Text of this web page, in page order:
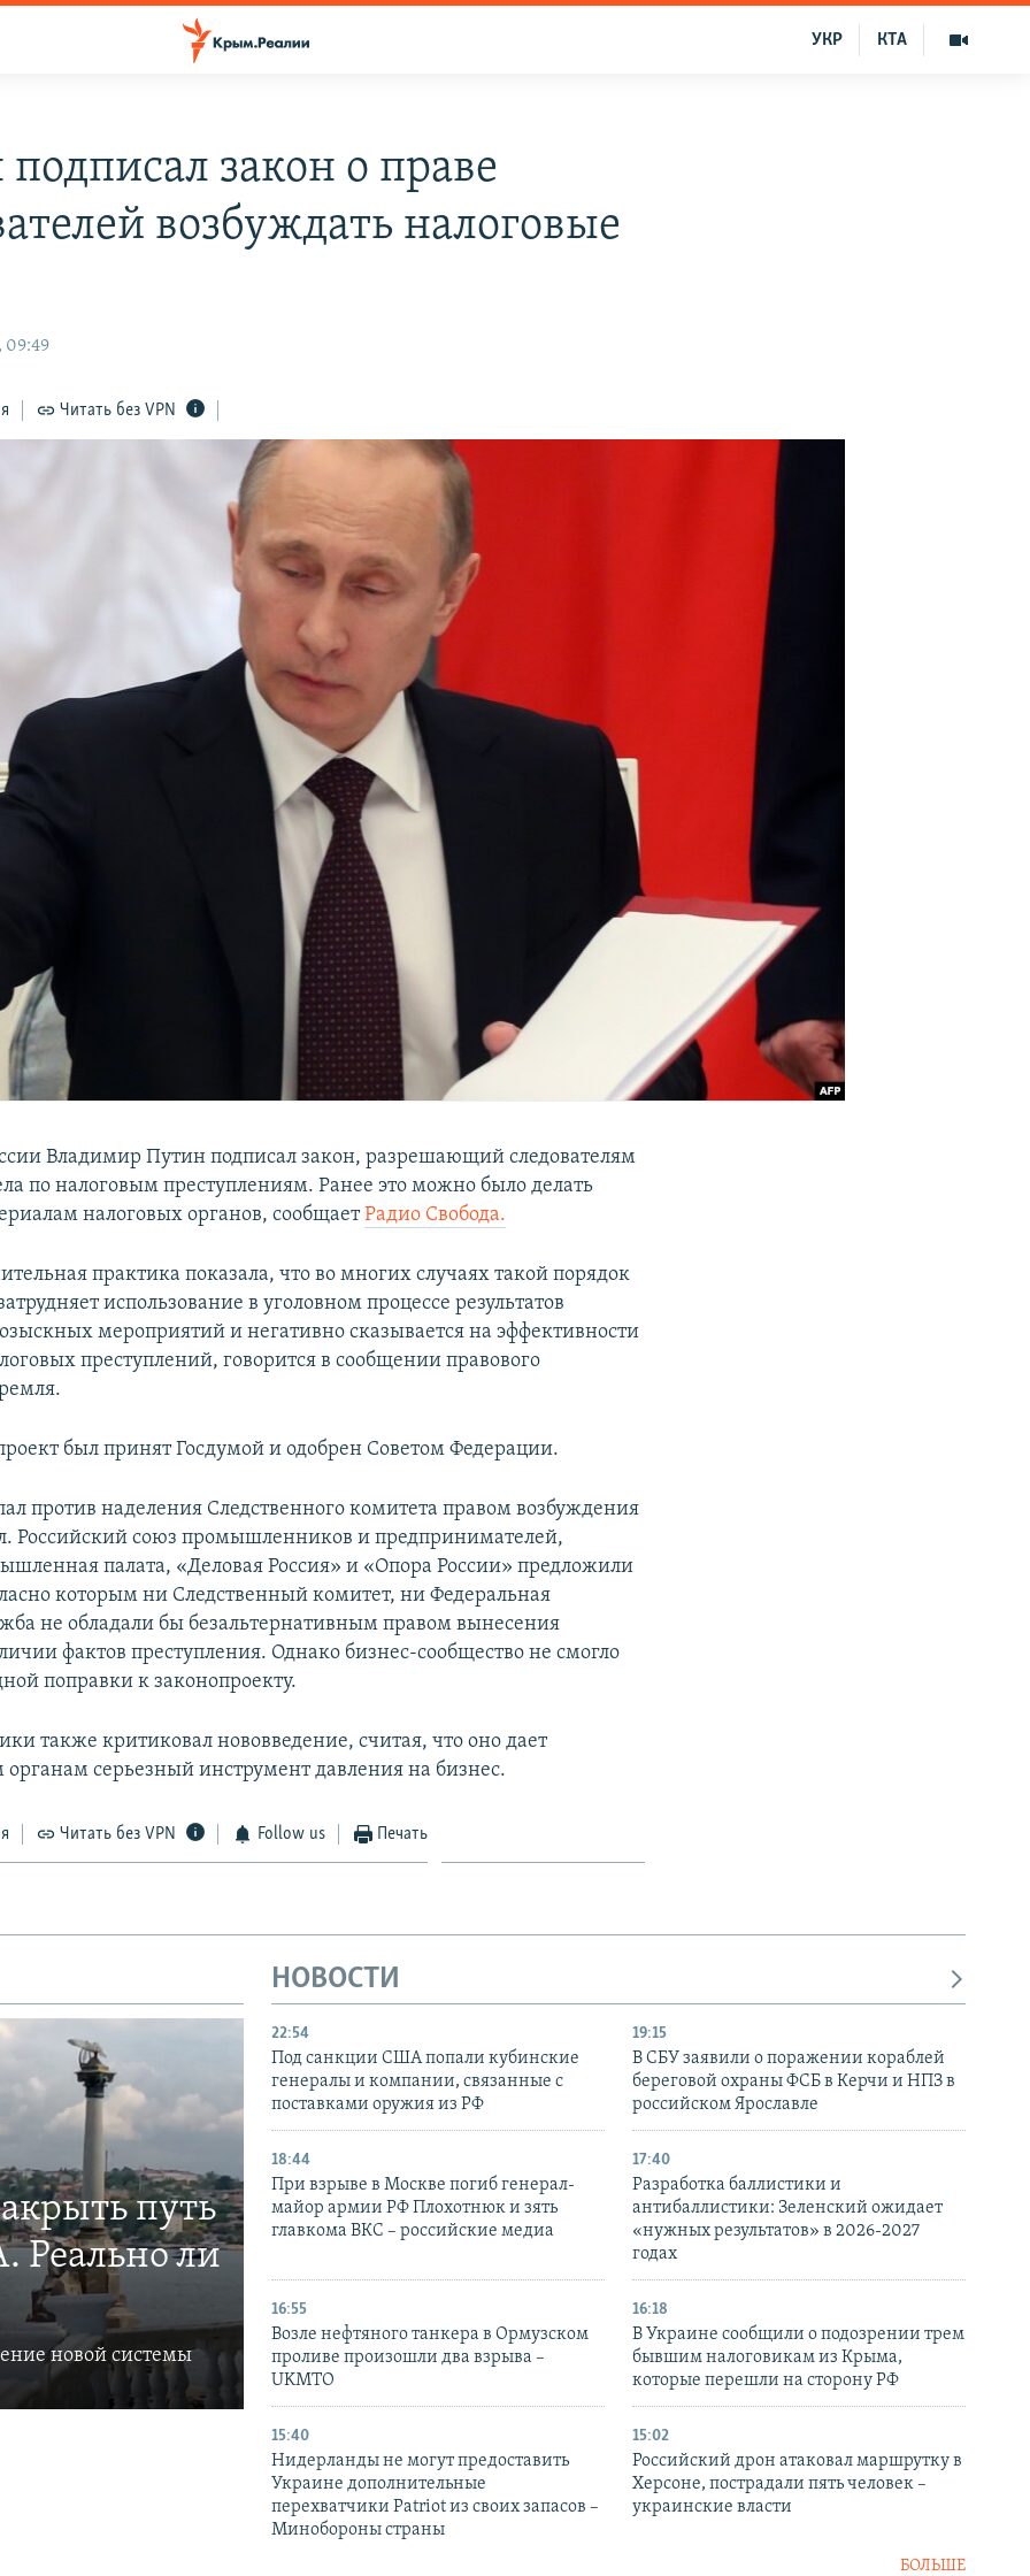
КТА
УКР
закон о праве
возбуждать налоговые
09:49
Читать без VPN
Владимир Путин подписал закон, разрешающий следователям
по налоговым преступлениям. Ранее это можно было делать
налоговых органов, сообщаетРадио Свобода.
практика показала, что во многих случаях такой порядок
использование в уголовном процессе результатов
мероприятий и негативно сказывается на эффективности
преступлений, говорится в сообщении правового
был принят Госдумой и одобрен Советом Федерации.
против наделения Следственного комитета правом возбуждения
Российский союз промышленников и предпринимателей,
палата, «Деловая Россия» и «Опора России» предложили
которым ни Следственный комитет, ни Федеральная
не обладали бы безальтернативным правом вынесения
фактов преступления. Однако бизнес-сообщество не смогло
поправки к законопроекту.
также критиковал нововведение, считая, что оно дает
органам серьезный инструмент давления на бизнес.
Читать без VPN Follow us Печать
путь
Реально ли
новой системы
НОВОСТИ
22:54
Под санкции США попали кубинские
генералы и компании, связанные с
поставками оружия из РФ
19:15
В СБУ заявили о поражении кораблей
береговой охраны ФСБ в Керчи и НПЗ в
российском Ярославле
18:44
При взрыве в Москве погиб генерал-
майор армии РФ Плохотнюк и зять
главкома ВКС – российские медиа
17:40
Разработка баллистики и
антибаллистики: Зеленский ожидает
«нужных результатов» в 2026-2027
годах
16:55
Возле нефтяного танкера в Ормузском
проливе произошли два взрыва –
UKMTO
16:18
В Украине сообщили о подозрении трем
бывшим налоговикам из Крыма,
которые перешли на сторону РФ
15:40
Нидерланды не могут предоставить
Украине дополнительные
перехватчики Patriot из своих запасов –
Минобороны страны
15:02
Российский дрон атаковал маршрутку в
Херсоне, пострадали пять человек –
украинские власти
БОЛЬШЕ